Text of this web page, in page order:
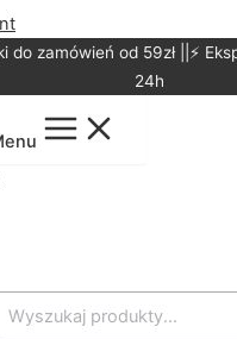
do zamówień od 59zł ||⚡
24h